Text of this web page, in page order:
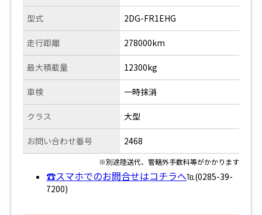
型式
走行距離
2DG-FR1EHG
278000km
最大積載量
車検
クラス
お問い合わせ番号
12300kg
一時抹消
大型
2468
※別途陸送代、管轄外手数料等がかかります
☎スマホでのお問合せはコチラへ℡(0285-39-
7200)